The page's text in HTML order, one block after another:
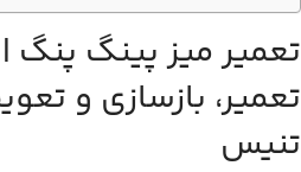
تعمیر میز پینگ
تعمیر، بازسازی و
تنیس